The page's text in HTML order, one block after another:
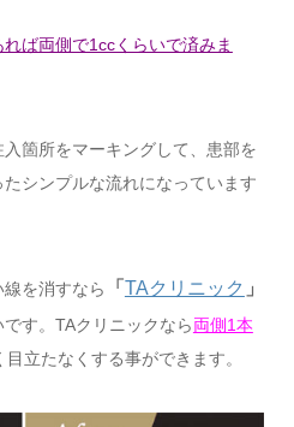
ば両側で1ccくらいで済みま
箇所をマーキングして、患部を
シンプルな流れになっています
を消すなら 「 TAクリニック 」
す。TAクリニックなら両側1本
立たなくする事ができます。